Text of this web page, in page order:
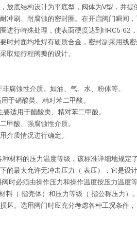
放底结构设计为平底型，阀体为V型，并提
冲刷、耐腐蚀的密封圈。在开启阀⻔瞬间
进⾏特殊处理，使表⾯硬度达到HRC5-62
时封⾯均堆焊有硬质合⾦，密封副采⽤线
取短⾏程阀瓣的设计。
腐蚀性介质。如油、⽓、⽔、粉体等。
于硝酸类、精对苯⼆甲酸。
适⽤于醋酸类、精对苯⼆甲酸。
甲酸、强腐蚀性介质。
介质情况进⾏确定。
材料的压⼒温度等级，该标准详细地规定
的最⼤允许⽆冲击压⼒（ 表压），它是设
时必须由操作压⼒和操作温度按压⼒温度
料（ 指壳体）和压⼒等级（ 指公称压⼒）
坏。选⽤阀⻔时应充分考虑各种⼯况条件